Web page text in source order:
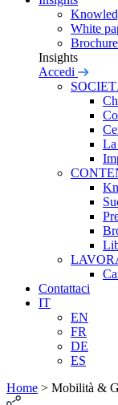
White
Brochure
Insights
Accedi
La
Contattaci
IT
EN
FR
DE
ES
Home > Mobilità &